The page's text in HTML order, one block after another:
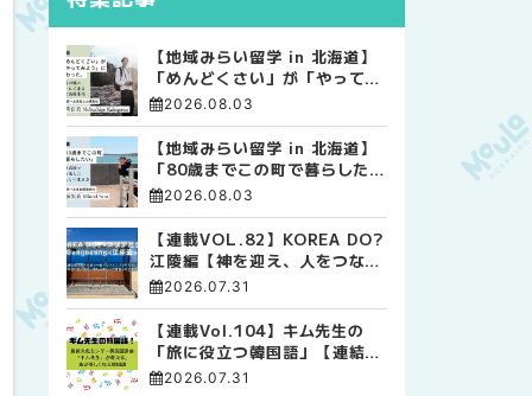
【地域みらい留学 in 北海道】
「めんどくさい」が「やってみ
よう」に変わった。 十勝の風
自由な高校生活
2026.08.03
【地域みらい留学 in 北海道】
「80歳までこの町で暮らした
い」 標津高校で踏み出した、
2026.08.03
【連載VOL.82】KOREA DO?
江陵編【神を迎え、人をつなぐ
時間 ― 江陵端午祭 】
2026.07.31
【連載Vol.104】キム先生の
「旅に役立つ韓国語」【連結語
尾について その4】
2026.07.31